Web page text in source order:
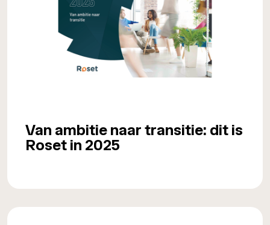
Van ambitie naar transitie: dit is
Roset in 2025